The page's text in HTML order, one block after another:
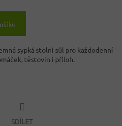
sypká stolní sůl pro každodenní
těstovin i příloh.
SDÍLET